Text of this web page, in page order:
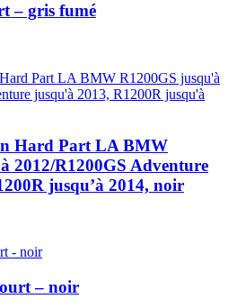
– gris fumé
Hard Part LA BMW
2012/R1200GS Adventure
jusqu’à 2014, noir
– noir